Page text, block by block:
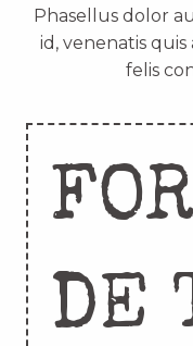
Phasellus dolor
id, venenatis
felis
DE